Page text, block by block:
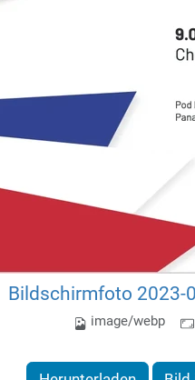
Bildschirmfoto 2023-
image/webp